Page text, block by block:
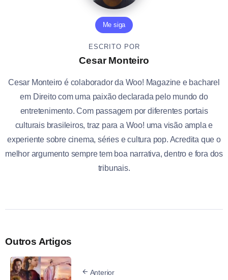
Me siga
ESCRITO POR
Cesar Monteiro
Cesar Monteiro é colaborador da Woo! Magazine e bacharel
em Direito com uma paixão declarada pelo mundo do
entretenimento. Com passagem por diferentes portais
culturais brasileiros, traz para a Woo! uma visão ampla e
experiente sobre cinema, séries e cultura pop. Acredita que o
melhor argumento sempre tem boa narrativa, dentro e fora dos
tribunais.
Outros Artigos
Anterior